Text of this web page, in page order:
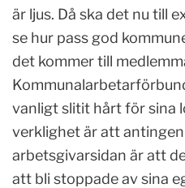
är ljus. Då ska det nu till
se hur pass god
det kommer till
vanligt slitit hårt för sina
verklighet är att
arbetsgivarsidan är att
att bli stoppade av sina